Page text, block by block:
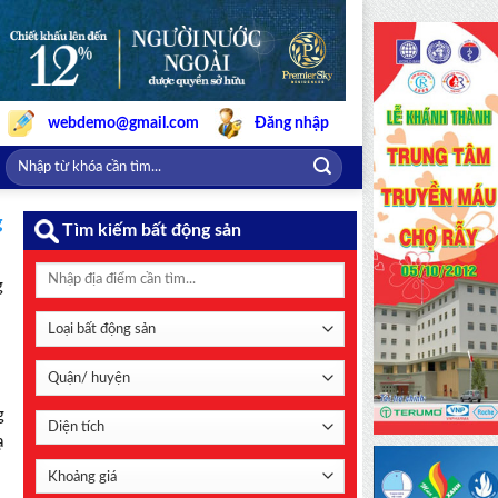
webdemo@gmail.com Đăng nhập
Tìm kiếm bất động sản